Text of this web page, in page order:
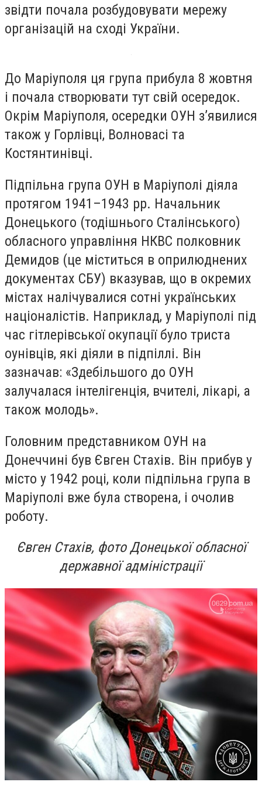
звідти почала розбудовувати мережу
організацій на сході України.
До Маріуполя ця група прибула 8 жовтня
і почала створювати тут свій осередок.
Окрім Маріуполя, осередки ОУН з’явилися
також у Горлівці, Волновасі та
Костянтинівці.
Підпільна група ОУН в Маріуполі діяла
протягом 1941–1943 рр. Начальник
Донецького (тодішнього Сталінського)
обласного управління НКВС полковник
Демидов (це міститься в оприлюднених
документах СБУ) вказував, що в окремих
містах налічувалися сотні українських
націоналістів. Наприклад, у Маріуполі під
час гітлерівської окупації було триста
оунівців, які діяли в підпіллі. Він
зазначав: «Здебільшого до ОУН
залучалася інтелігенція, вчителі, лікарі, а
також молодь».
Головним представником ОУН на
Донеччині був Євген Стахів. Він прибув у
місто у 1942 році, коли підпільна група в
Маріуполі вже була створена, і очолив
роботу.
Євген Стахів, фото Донецької обласної
державної адміністрації